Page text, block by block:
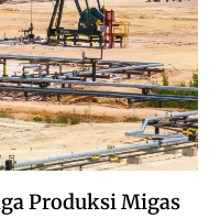
Produksi Migas